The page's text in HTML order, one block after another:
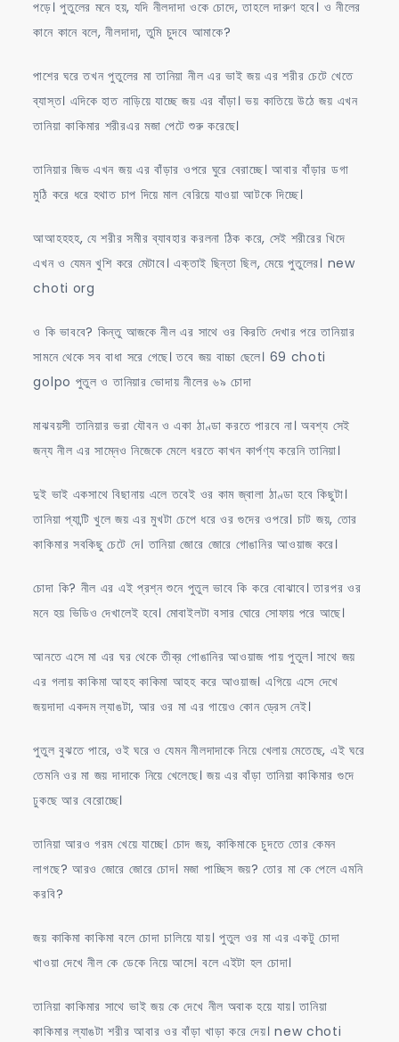
পড়ে। পুতুলের মনে হয়, যদি নীলদাদা ওকে চোদে, তাহলে দারুণ হবে। ও নীলের
কানে কানে বলে, নীলদাদা, তুমি চুদবে আমাকে?
পাশের ঘরে তখন পুতুলের মা তানিয়া নীল এর ভাই জয় এর শরীর চেটে খেতে
ব্যাস্ত। এদিকে হাত নাড়িয়ে যাচ্ছে জয় এর বাঁড়া। ভয় কাতিয়ে উঠে জয় এখন
তানিয়া কাকিমার শরীরএর মজা পেটে শুরু করেছে।
তানিয়ার জিভ এখন জয় এর বাঁড়ার ওপরে ঘুরে বেরাচ্ছে। আবার বাঁড়ার ডগা
মুঠি করে ধরে হথাত চাপ দিয়ে মাল বেরিয়ে যাওয়া আটকে দিচ্ছে।
আআহহহহ, যে শরীর সমীর ব্যাবহার করলনা ঠিক করে, সেই শরীরের খিদে
এখন ও যেমন খুশি করে মেটাবে। এক্তাই ছিন্তা ছিল, মেয়ে পুতুলের। new
choti org
ও কি ভাববে? কিন্তু আজকে নীল এর সাথে ওর কিরতি দেখার পরে তানিয়ার
সামনে থেকে সব বাধা সরে গেছে। তবে জয় বাচ্চা ছেলে। 69 choti
golpo পুতুল ও তানিয়ার ভোদায় নীলের ৬৯ চোদা
মাঝবয়সী তানিয়ার ভরা যৌবন ও একা ঠাণ্ডা করতে পারবে না। অবশ্য সেই
জন্য নীল এর সাম্নেও নিজেকে মেলে ধরতে কাখন কার্পণ্য করেনি তানিয়া।
দুই ভাই একসাথে বিছানায় এলে তবেই ওর কাম জ্বালা ঠাণ্ডা হবে কিছুটা।
তানিয়া প্যান্টি খুলে জয় এর মুখটা চেপে ধরে ওর গুদের ওপরে। চাট জয়, তোর
কাকিমার সবকিছু চেটে দে। তানিয়া জোরে জোরে গোঙানির আওয়াজ করে।
চোদা কি? নীল এর এই প্রশ্ন শুনে পুতুল ভাবে কি করে বোঝাবে। তারপর ওর
মনে হয় ভিডিও দেখালেই হবে। মোবাইলটা বসার ঘোরে সোফায় পরে আছে।
আনতে এসে মা এর ঘর থেকে তীব্র গোঙানির আওয়াজ পায় পুতুল। সাথে জয়
এর গলায় কাকিমা আহহ কাকিমা আহহ করে আওয়াজ। এগিয়ে এসে দেখে
জয়দাদা একদম ল্যাঙটা, আর ওর মা এর গায়েও কোন ড্রেস নেই।
পুতুল বুঝতে পারে, ওই ঘরে ও যেমন নীলদাদাকে নিয়ে খেলায় মেতেছে, এই ঘরে
তেমনি ওর মা জয় দাদাকে নিয়ে খেলেছে। জয় এর বাঁড়া তানিয়া কাকিমার গুদে
ঢুকছে আর বেরোচ্ছে।
তানিয়া আরও গরম খেয়ে যাচ্ছে। চোদ জয়, কাকিমাকে চুদতে তোর কেমন
লাগছে? আরও জোরে জোরে চোদ। মজা পাচ্ছিস জয়? তোর মা কে পেলে এমনি
করবি?
জয় কাকিমা কাকিমা বলে চোদা চালিয়ে যায়। পুতুল ওর মা এর একটু চোদা
খাওয়া দেখে নীল কে ডেকে নিয়ে আসে। বলে এইটা হল চোদা।
তানিয়া কাকিমার সাথে ভাই জয় কে দেখে নীল অবাক হয়ে যায়। তানিয়া
কাকিমার ল্যাঙটা শরীর আবার ওর বাঁড়া খাড়া করে দেয়। new choti